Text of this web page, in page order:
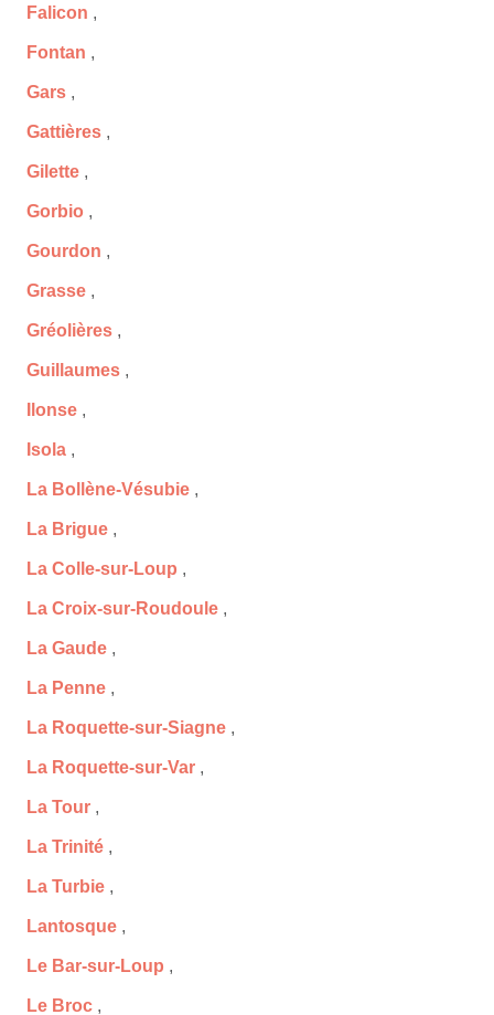
Falicon ,
Fontan ,
Gars ,
Gattières ,
Gilette ,
Gorbio ,
Gourdon ,
Grasse ,
Gréolières ,
Guillaumes ,
Ilonse ,
Isola ,
La Bollène-Vésubie ,
La Brigue ,
La Colle-sur-Loup ,
La Croix-sur-Roudoule ,
La Gaude ,
La Penne ,
La Roquette-sur-Siagne ,
La Roquette-sur-Var ,
La Tour ,
La Trinité ,
La Turbie ,
Lantosque ,
Le Bar-sur-Loup ,
Le Broc ,